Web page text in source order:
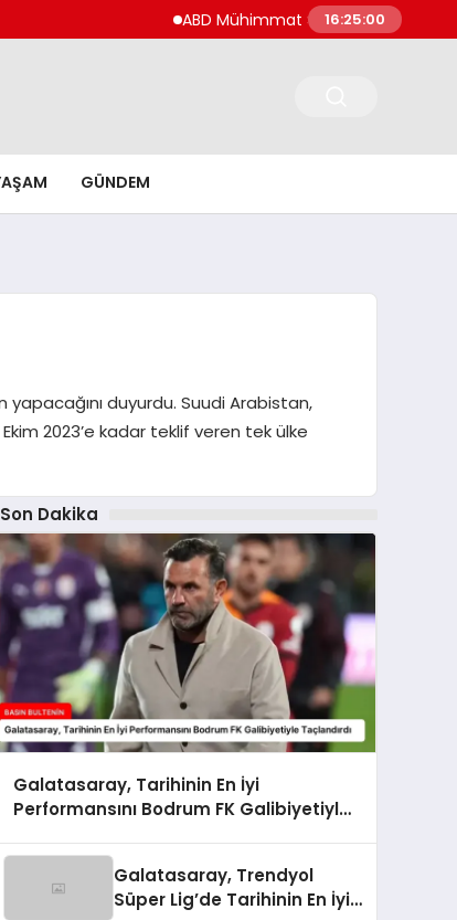
ABD Mühimmat Stokları İran’ı
16:25:01
GÜNDEM
yapacağını duyurdu. Suudi Arabistan,
2023’e kadar teklif veren tek ülke
Son Dakika
Galatasaray, Tarihinin En İyi
Performansını Bodrum FK Galibiyetiyle
Galatasaray, Trendyol
Süper Lig’de Tarihinin En İyi